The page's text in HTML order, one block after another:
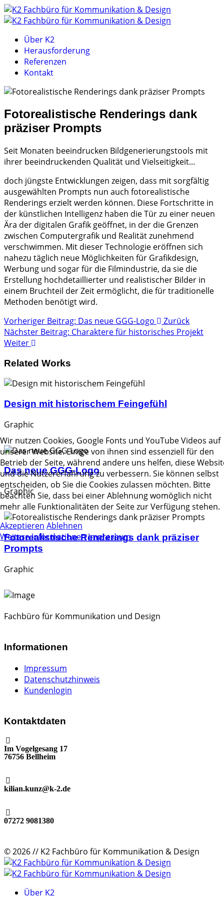
Über K2
Herausforderung
Referenzen
Kontakt
Fotorealistische Renderings dank
präziser Prompts
Seit Monaten beeindrucken Bildgenerierungstools mit
ihrer beeindruckenden Qualität und Vielseitigkeit...
doch jüngste Entwicklungen zeigen, dass mit sorgfältig
ausgewählten Prompts nun auch fotorealistische
Renderings erzielt werden können. Diese Fortschritte in
der künstlichen Intelligenz haben die Tür zu einer neuen
Ära der digitalen Grafik geöffnet, in der die Grenzen
zwischen Computergrafik und Realität zunehmend
verschwimmen. Mit dieser Technologie eröffnen sich
nahezu täglich neue Möglichkeiten für Grafikdesign,
Werbung und sogar für die Filmindustrie, da sie die
Erstellung hochdetaillierter und realistischer Bilder in
einem Bruchteil der Zeit ermöglicht, die für traditionelle
Methoden benötigt wird.
Vorheriger Beitrag: Das neue GGG-Logo
Zurück
Nächster Beitrag: Charaktere für historisches Projekt
Weiter
Related Works
Design mit historischem Feingefühl
Graphic
Das neue GGG-Logo
Graphic
Fotorealistische Renderings dank präziser
Prompts
Graphic
Fachbüro für Kommunikation und Design
Informationen
Impressum
Datenschutzhinweis
Kundenlogin
Kontaktdaten
Im Vogelgesang 17
76756 Bellheim
kilian.kunz@k-2.de
07272 9081380
© 2026 // K2 Fachbüro für Kommunikation & Design
Über K2
Wir nutzen Cookies, Google Fonts und YouTube Videos auf
unserer Website. Einige von ihnen sind essenziell für den
Betrieb der Seite, während andere uns helfen, diese
und die Nutzererfahrung zu verbessern. Sie können selbst
entscheiden, ob Sie die Cookies zulassen möchten. Bitte
beachten Sie, dass bei einer Ablehnung womöglich nicht
mehr alle Funktionalitäten der Seite zur Verfügung stehen.
Akzeptieren Ablehnen
Weitere InformationenImpressum